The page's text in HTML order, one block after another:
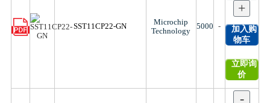
SST11CP22-GN
Microchip
Technology
5000 -
+
加入购
物车
立即询
价
-